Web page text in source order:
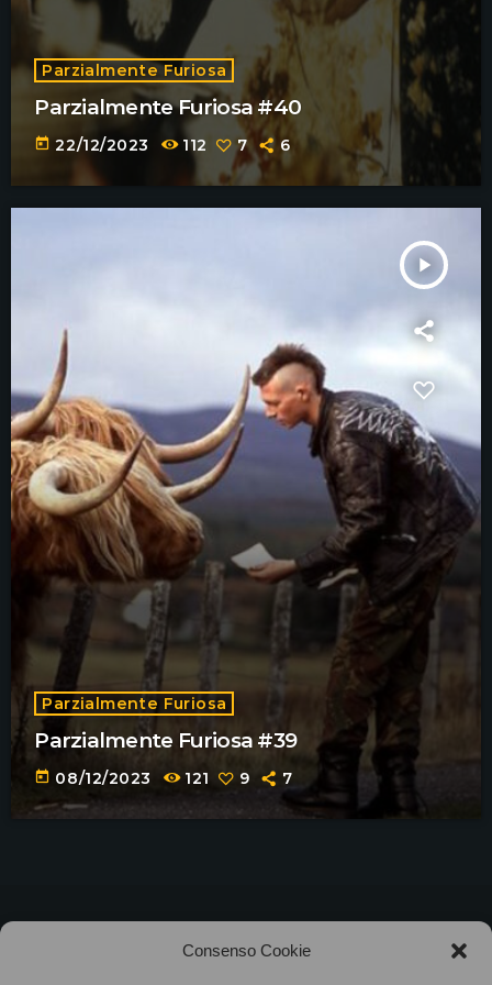
Consenso Cookie
Parzialmente Furiosa
Parzialmente Furiosa #40
today 22/12/2023 112 7 6
play_arrow
Parzialmente Furiosa
Parzialmente Furiosa #39
today 08/12/2023 121 9 7
Associazione Bandito • CF 97882400019 •